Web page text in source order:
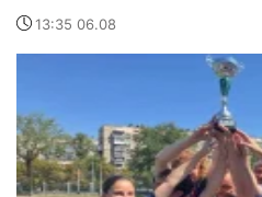
13:35 06.08